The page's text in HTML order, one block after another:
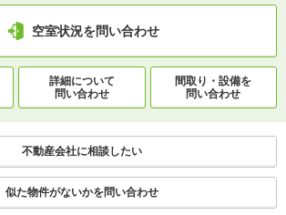
空室状況を問い合わせ
詳細について
問い合わせ
間取り・設備を
問い合わせ
不動産会社に相談したい
似た物件がないかを問い合わせ